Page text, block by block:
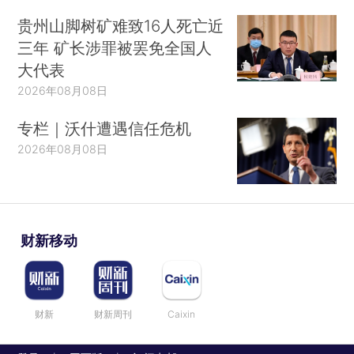
贵州山脚树矿难致16人死亡近
三年 矿长涉罪被罢免全国人
大代表
2026年08月08日
专栏｜沃什遭遇信任危机
2026年08月08日
财新移动
财新 财新周刊 Caixin